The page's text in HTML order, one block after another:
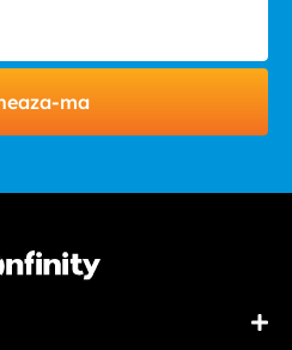
ma